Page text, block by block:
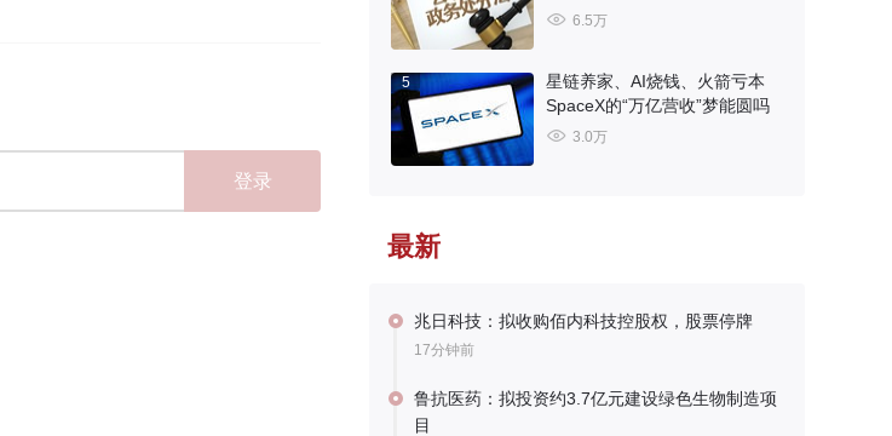
登录
6.5万
5
星链养家、AI烧钱、火箭亏本
SpaceX的“万亿营收”梦能圆吗
3.0万
最新
兆日科技：拟收购佰内科技控股权，股票停牌
17分钟前
鲁抗医药：拟投资约3.7亿元建设绿色生物制造项
目